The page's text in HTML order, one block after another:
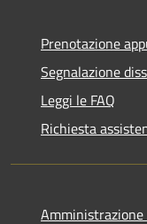
Prenotazione
Segnalazione
Leggi le FAQ
Richiesta